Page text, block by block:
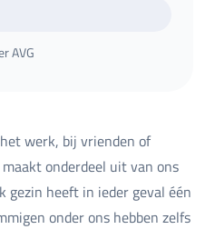
AVG
werk, bij vrienden of
onderdeel uit van ons
gezin heeft in ieder geval één
onder ons hebben zelfs